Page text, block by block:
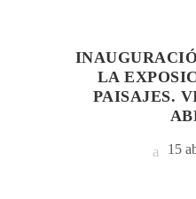
LA
PAISAJES.
15